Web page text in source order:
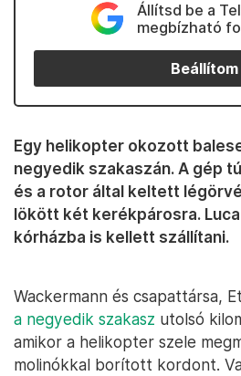
Állítsd be a
megbízható
Beállítom
Egy helikopter okozott
negyedik szakaszán. A gép
és a rotor által keltett
lökött két kerékpárosra.
kórházba is kellett szállítani.
Wackermann és csapattársa,
a negyedik szakasz utolsó
amikor a helikopter szele
molinókkal borított kordont.